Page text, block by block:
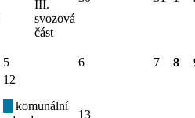
III.
svozová
část
5 6 7 8
12
komunální
13